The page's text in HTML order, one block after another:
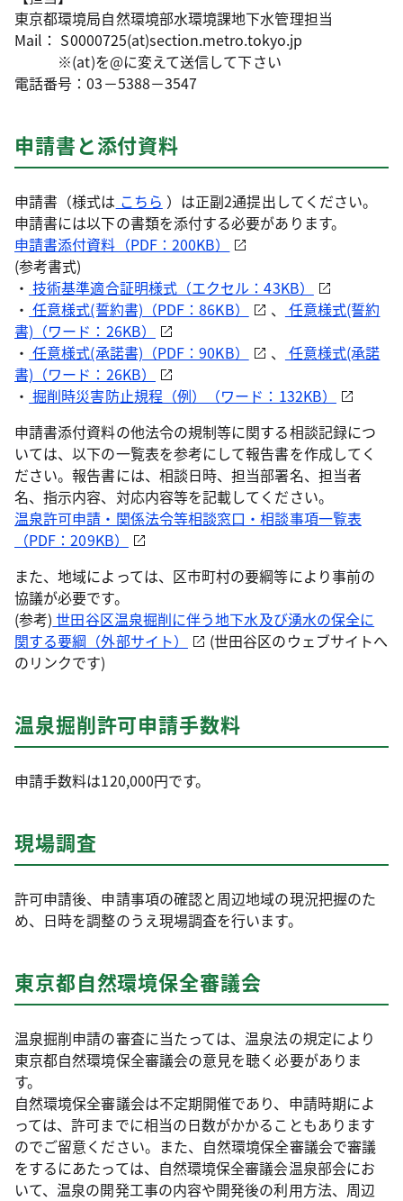
東京都環境局自然環境部水環境課地下水管理担当
Mail： S0000725(at)section.metro.tokyo.jp
※(at)を@に変えて送信して下さい
電話番号：03－5388－3547
申請書と添付資料
申請書（様式は こちら ）は正副2通提出してください。
申請書には以下の書類を添付する必要があります。
申請書添付資料（PDF：200KB）
(参考書式)
・ 技術基準適合証明様式（エクセル：43KB）
・ 任意様式(誓約書)（PDF：86KB） 、
任意様式(誓約
書)（ワード：26KB）
・ 任意様式(承諾書)（PDF：90KB） 、
任意様式(承諾
書)（ワード：26KB）
・ 掘削時災害防止規程（例）（ワード：132KB）
申請書添付資料の他法令の規制等に関する相談記録につ
いては、以下の一覧表を参考にして報告書を作成してく
ださい。報告書には、相談日時、担当部署名、担当者
名、指示内容、対応内容等を記載してください。
温泉許可申請・関係法令等相談窓口・相談事項一覧表
（PDF：209KB）
また、地域によっては、区市町村の要綱等により事前の
協議が必要です。
(参考) 世田谷区温泉掘削に伴う地下水及び湧水の保全に
関する要綱（外部サイト）
(世田谷区のウェブサイトへ
のリンクです)
温泉掘削許可申請手数料
申請手数料は120,000円です。
現場調査
許可申請後、申請事項の確認と周辺地域の現況把握のた
め、日時を調整のうえ現場調査を行います。
東京都自然環境保全審議会
温泉掘削申請の審査に当たっては、温泉法の規定により
東京都自然環境保全審議会の意見を聴く必要がありま
す。
自然環境保全審議会は不定期開催であり、申請時期によ
っては、許可までに相当の日数がかかることもあります
のでご留意ください。また、自然環境保全審議会で審議
をするにあたっては、自然環境保全審議会温泉部会にお
いて、温泉の開発工事の内容や開発後の利用方法、周辺